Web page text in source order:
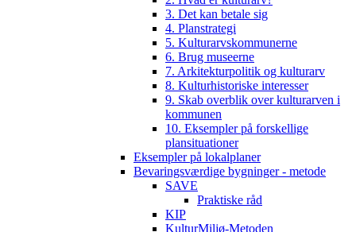
3. Det kan betale sig
4. Planstrategi
5. Kulturarvskommunerne
6. Brug museerne
7. Arkitekturpolitik og kulturarv
8. Kulturhistoriske interesser
9. Skab overblik over kulturarven i
kommunen
10. Eksempler på forskellige
plansituationer
Eksempler på lokalplaner
Bevaringsværdige bygninger - metode
SAVE
Praktiske råd
KIP
KulturMiljø-Metoden